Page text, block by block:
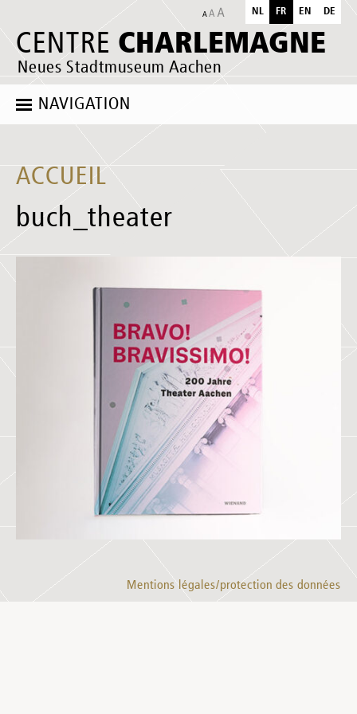
CENTRE CHARLEMAGNE
Neues Stadtmuseum Aachen
NL FR EN DE
NAVIGATION
ACCUEIL
buch_theater
Mentions légales/protection des données